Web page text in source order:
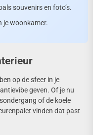
souvenirs en foto’s.
je woonkamer.
op de sfeer in je
geven. Of je nu
of de koele
vinden dat past